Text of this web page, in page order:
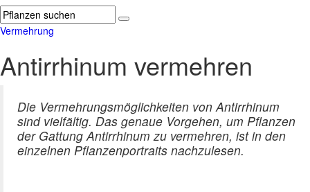
Vermehrung
Antirrhinum vermehren
Die Vermehrungsmöglichkeiten von Antirrhinum
sind vielfältig. Das genaue Vorgehen, um Pflanzen
der Gattung Antirrhinum zu vermehren, ist in den
einzelnen Pflanzenportraits nachzulesen.